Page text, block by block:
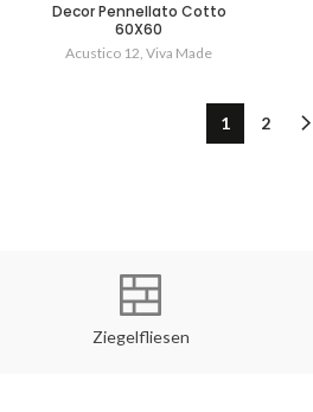
Decor Pennellato Cotto
60X60
Acustico 12, Viva Made
1 2
Ziegelfliesen